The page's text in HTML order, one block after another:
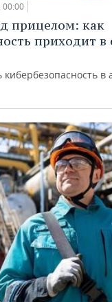
прицелом: как
приходит в
в